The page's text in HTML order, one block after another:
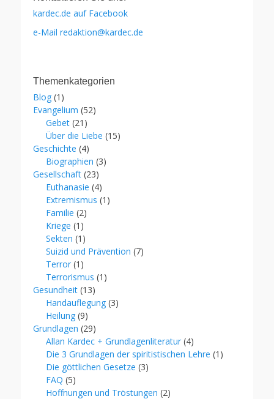
kardec.de auf Facebook
e-Mail redaktion@kardec.de
Themenkategorien
Blog (1)
Evangelium (52)
Gebet (21)
Über die Liebe (15)
Geschichte (4)
Biographien (3)
Gesellschaft (23)
Euthanasie (4)
Extremismus (1)
Familie (2)
Kriege (1)
Sekten (1)
Suizid und Prävention (7)
Terror (1)
Terrorismus (1)
Gesundheit (13)
Handauflegung (3)
Heilung (9)
Grundlagen (29)
Allan Kardec + Grundlagenliteratur (4)
Die 3 Grundlagen der spiritistischen Lehre (1)
Die göttlichen Gesetze (3)
FAQ (5)
Hoffnungen und Tröstungen (2)